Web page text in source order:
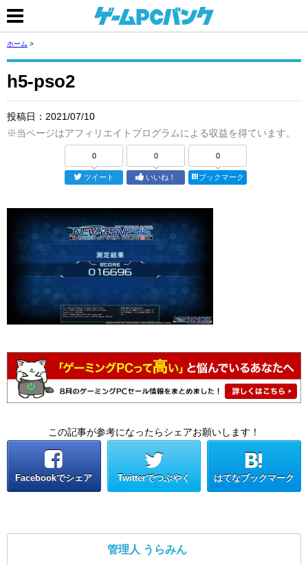
ホーム >
h5-pso2
投稿日： 2021/07/10
※当ページはアフィリエイトプログラムによる収益を得ています。
0
ツイート
0
いいね！
0
ブックマーク
この記事が参考になったらシェアお願いします！
Facebookでシェア Twitterでつぶやく はてなブックマーク
管理人 うらみん